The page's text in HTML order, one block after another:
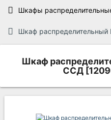
Шкафы
Шкаф
Шкаф
ССД